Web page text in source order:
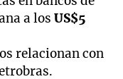
a losUS$5
relacionan con